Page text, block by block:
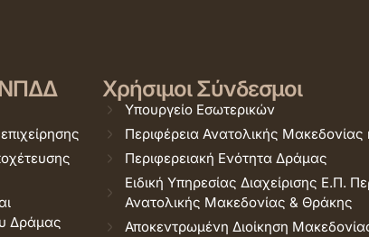
ΝΠΔΔ
Δράμας
Χρήσιμοι Σύνδεσμοι
Υπουργείο Εσωτερικών
Περιφέρεια Ανατολικής Μακεδονίας
Περιφερειακή Ενότητα Δράμας
Ειδική Υπηρεσίας Διαχείρισης Ε.Π.
Ανατολικής Μακεδονίας & Θράκης
Αποκεντρωμένη Διοίκηση